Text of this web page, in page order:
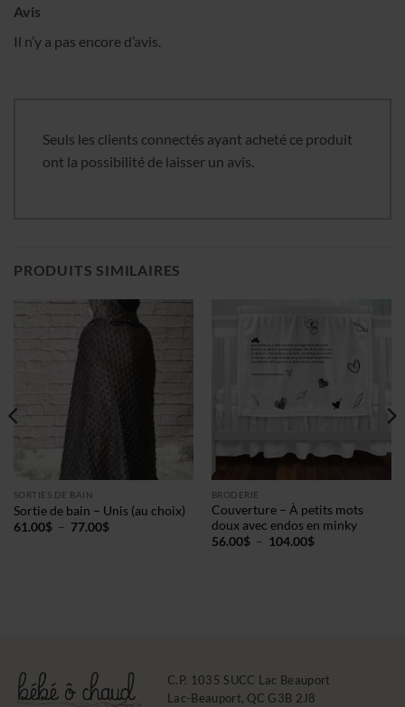
Avis
Il n’y a pas encore d’avis.
Seuls les clients connectés ayant acheté ce produit
ont la possibilité de laisser un avis.
PRODUITS SIMILAIRES
SORTIES DE BAIN
Sortie de bain – Unis (au choix)
61.00$ – 77.00$Plage
BRODERIE
Couverture – À petits mots
doux avec endos en minky
56.00$ – 104.00$Plage
C.P. 1035 SUCC Lac Beauport
Lac-Beauport, QC G3B 2J8